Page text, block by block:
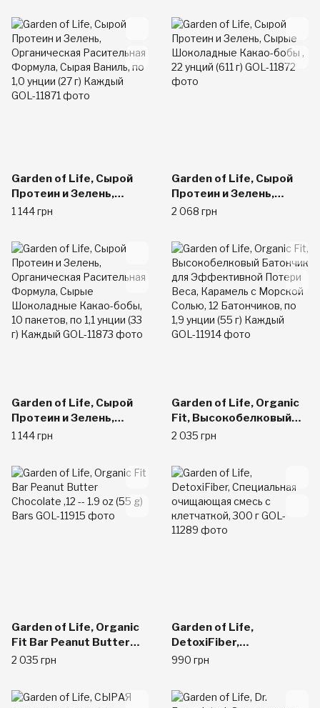
Подслащенный, 10
пакетов, по 1,1 унции
(33 г) Каждый
Garden of Life, Сырой
Протеин и Зелень,
Органическая
Сырая Ваниль, по 1,0
унции (27 г) Каждый
1 144 грн
Garden of Life, Сырой
Протеин и Зелень,
Сырые Шоколадные
(611 г)
2 068 грн
Garden of Life, Сырой
Протеин и Зелень,
Органическая
Сырые Шоколадные
Какао-бобы, 10
пакетов, по 1,1 унции
(33 г) Каждый
1 144 грн
Garden of Life, Organic
Fit, Высокобелковый
Батончик для
Веса, Карамель с
Морской Солью, 12
Батончиков, по 1,9
унции (55 г) Каждый
2 035 грн
Garden of Life, Organic
Fit Bar Peanut Butter
Chocolate ,12 -- 1.9 oz
2 035 грн
Garden of Life,
DetoxiFiber,
Специальная
клетчаткой, 300 г
990 грн